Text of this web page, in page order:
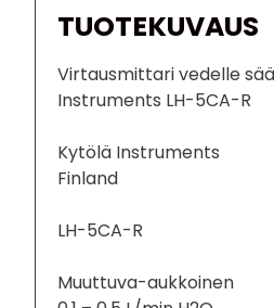
TUOTEKUVAUS
Virtausmittari vedelle
Instruments LH-5CA-R
Kytölä Instruments
Finland
LH-5CA-R
Muuttuva-aukkoinen